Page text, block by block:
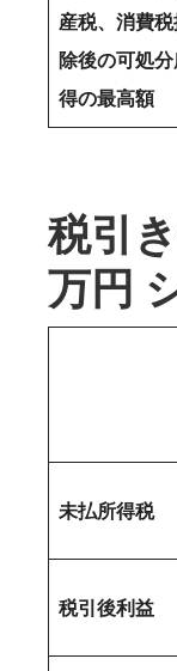
産税、消費
除後の可処
得の最高額
税引
万円
未払所得税
税引後利益